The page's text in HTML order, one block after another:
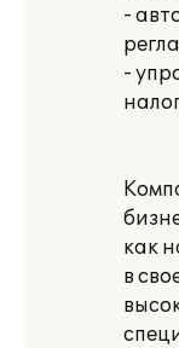
-
-
как
в